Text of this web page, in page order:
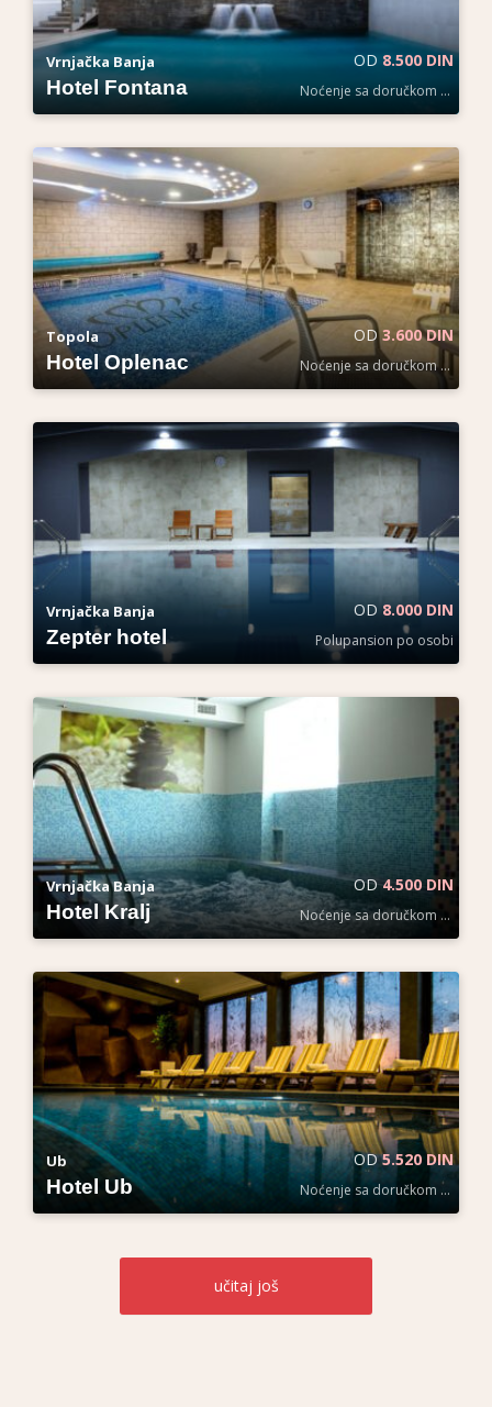
Vrnjačka Banja
Hotel Fontana
OD 8.500 DIN
Noćenje sa doručkom po osobi
Topola
Hotel Oplenac
OD3.600 DIN
Noćenje sa doručkom po osobi
Vrnjačka Banja
Zepter hotel
OD8.000 DIN
Polupansion po osobi
Vrnjačka Banja
Hotel Kralj
OD4.500 DIN
Noćenje sa doručkom po osobi
Ub
Hotel Ub
OD5.520 DIN
Noćenje sa doručkom po osobi
učitaj još